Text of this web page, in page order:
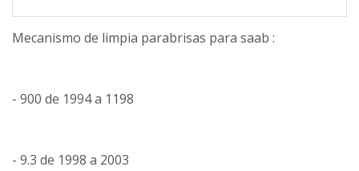
Mecanismo de limpia parabrisas para saab :
- 900 de 1994 a 1198
- 9.3 de 1998 a 2003